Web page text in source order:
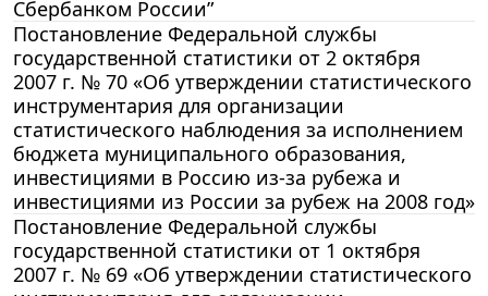
Сбербанком России”
Постановление Федеральной службы
государственной статистики от 2 октября
2007 г. № 70 «Об утверждении статистического
инструментария для организации
статистического наблюдения за исполнением
бюджета муниципального образования,
инвестициями в Россию из-за рубежа и
инвестициями из России за рубеж на 2008 год»
Постановление Федеральной службы
государственной статистики от 1 октября
2007 г. № 69 «Об утверждении статистического